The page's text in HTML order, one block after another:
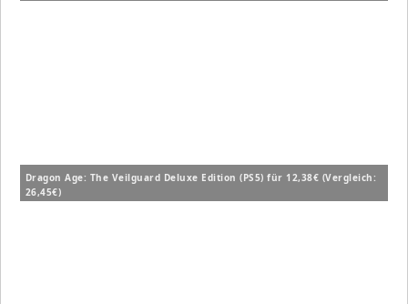
Dragon Age: The Veilguard Deluxe Edition (PS5) für 12,38€ (Vergleich:
26,45€)